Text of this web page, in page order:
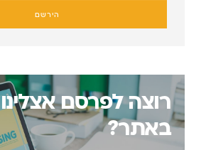
הירשם
רוצה לפרסם
באתר?